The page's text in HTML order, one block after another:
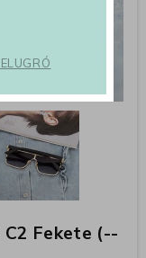
Fekete (--